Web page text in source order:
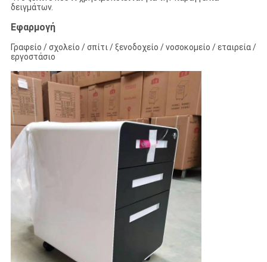
δειγμάτων.
Εφαρμογή
Γραφείο / σχολείο / σπίτι / ξενοδοχείο / νοσοκομείο / εταιρεία /
εργοστάσιο